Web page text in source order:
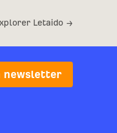
Letaido →
newsletter